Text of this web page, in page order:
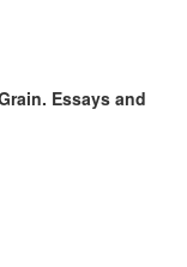
Essays and